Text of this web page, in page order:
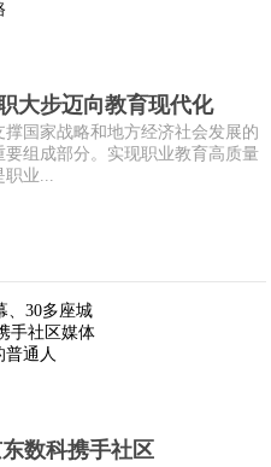
大步迈向教育现代化
国家战略和地方经济社会发展的
组成部分。实现职业教育高质量
业...
数科携手社区